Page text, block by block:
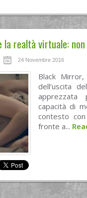
realtà virtuale:
24 Novembre 2016
Black
dell’uscita
apprezzata
capacità di
contesto
fronte a...